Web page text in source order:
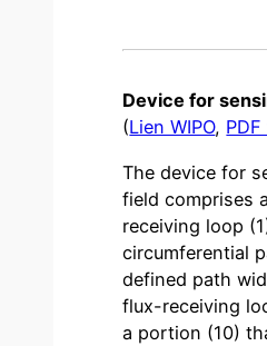
Device for
(Lien WIPO,
The device for
field comprises
receiving loop
circumferential
defined path
flux-receiving
a portion (10)